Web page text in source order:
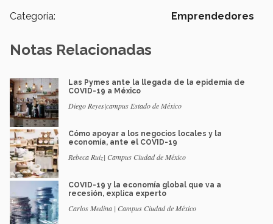
Categoría: Emprendedores
Notas Relacionadas
Las Pymes ante la llegada de la epidemia de
COVID-19 a México
Diego Reyes|campus Estado de México
Cómo apoyar a los negocios locales y la
economía, ante el COVID-19
Rebeca Ruiz| Campus Ciudad de México
COVID-19 y la economía global que va a
recesión, explica experto
Carlos Medina | Campus Ciudad de México